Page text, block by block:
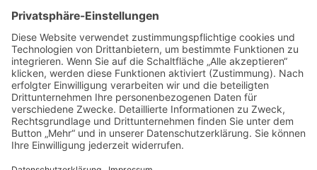
Wir freuen uns auf Euren Besuch!
Besucht uns auf YouTube!